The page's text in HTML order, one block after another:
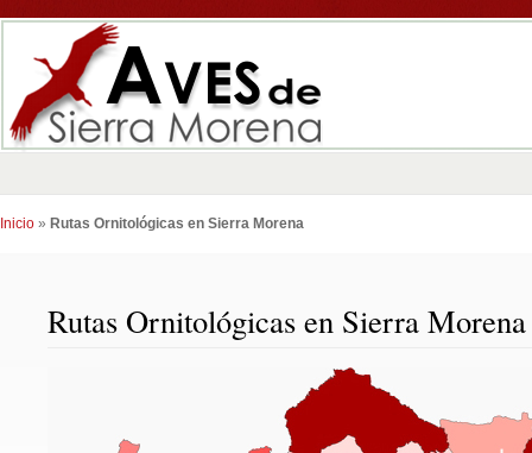
Inicio » Rutas Ornitológicas en Sierra Morena
Rutas Ornitológicas en Sierra Morena